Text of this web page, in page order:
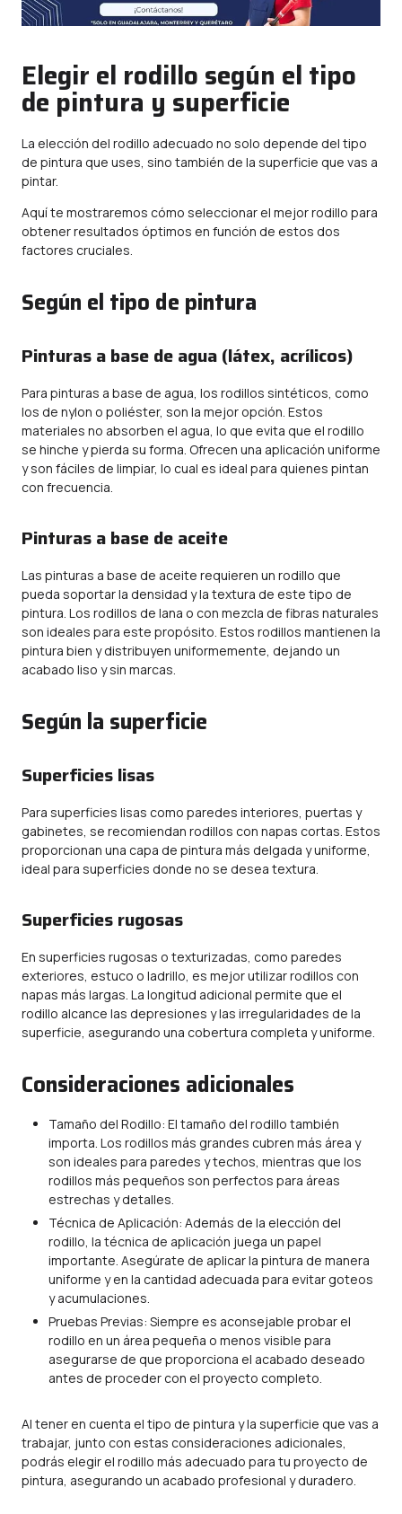
Elegir el rodillo según el tipo
de pintura y superficie
La elección del rodillo adecuado no solo depende del tipo
de pintura que uses, sino también de la superficie que vas a
pintar.
Aquí te mostraremos cómo seleccionar el mejor rodillo para
obtener resultados óptimos en función de estos dos
factores cruciales.
Según el tipo de pintura
Pinturas a base de agua (látex, acrílicos)
Para pinturas a base de agua, los rodillos sintéticos, como
los de nylon o poliéster, son la mejor opción. Estos
materiales no absorben el agua, lo que evita que el rodillo
se hinche y pierda su forma. Ofrecen una aplicación uniforme
y son fáciles de limpiar, lo cual es ideal para quienes pintan
con frecuencia.
Pinturas a base de aceite
Las pinturas a base de aceite requieren un rodillo que
pueda soportar la densidad y la textura de este tipo de
pintura. Los rodillos de lana o con mezcla de fibras naturales
son ideales para este propósito. Estos rodillos mantienen la
pintura bien y distribuyen uniformemente, dejando un
acabado liso y sin marcas.
Según la superficie
Superficies lisas
Para superficies lisas como paredes interiores, puertas y
gabinetes, se recomiendan rodillos con napas cortas. Estos
proporcionan una capa de pintura más delgada y uniforme,
ideal para superficies donde no se desea textura.
Superficies rugosas
En superficies rugosas o texturizadas, como paredes
exteriores, estuco o ladrillo, es mejor utilizar rodillos con
napas más largas. La longitud adicional permite que el
rodillo alcance las depresiones y las irregularidades de la
superficie, asegurando una cobertura completa y uniforme.
Consideraciones adicionales
Tamaño del Rodillo: El tamaño del rodillo también
importa. Los rodillos más grandes cubren más área y
son ideales para paredes y techos, mientras que los
rodillos más pequeños son perfectos para áreas
estrechas y detalles.
Técnica de Aplicación: Además de la elección del
rodillo, la técnica de aplicación juega un papel
importante. Asegúrate de aplicar la pintura de manera
uniforme y en la cantidad adecuada para evitar goteos
y acumulaciones.
Pruebas Previas: Siempre es aconsejable probar el
rodillo en un área pequeña o menos visible para
asegurarse de que proporciona el acabado deseado
antes de proceder con el proyecto completo.
Al tener en cuenta el tipo de pintura y la superficie que vas a
trabajar, junto con estas consideraciones adicionales,
podrás elegir el rodillo más adecuado para tu proyecto de
pintura, asegurando un acabado profesional y duradero.